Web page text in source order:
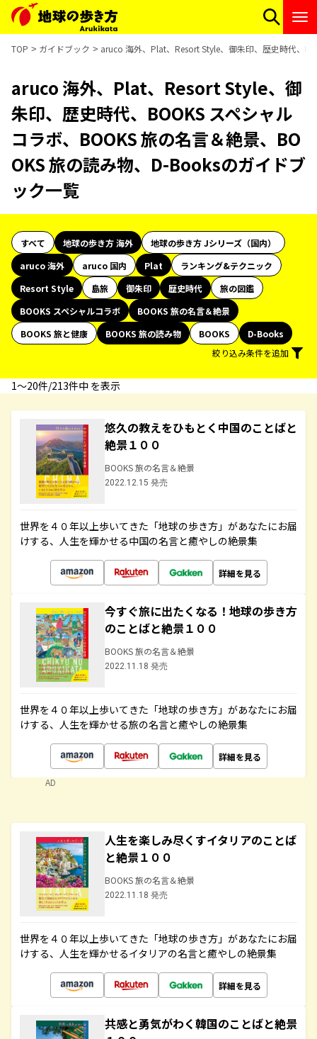
TOP ガイドブック aruco 海外、Plat、Resort Style、御朱印、歴史時代、
aruco 海外、Plat、Resort Style、御
朱印、歴史時代、BOOKS スペシャル
コラボ、BOOKS 旅の名言＆絶景、BO
OKS 旅の読み物、D-Booksのガイドブ
ック一覧
すべて 地球の歩き方 海外
地球の歩き方 Jシリーズ（国内）
aruco 海外
aruco 国内 Plat
ランキング&テクニック
Resort Style
島旅 御朱印 歴史時代
旅の図鑑
BOOKS スペシャルコラボ
BOOKS 旅の名言＆絶景
BOOKS 旅と健康
BOOKS 旅の読み物 BOOKS
D-Books
絞り込み条件を追加
1〜20件/213件中 を表示
悠久の教えをひもとく中国のことばと
絶景１００
BOOKS 旅の名言＆絶景
2022.12.15 発売
世界を４０年以上歩いてきた「地球の歩き方」があなたにお届
けする、人生を輝かせる中国の名言と癒やしの絶景集
詳細を見る
今すぐ旅に出たくなる！地球の歩き方
のことばと絶景１００
BOOKS 旅の名言＆絶景
2022.11.18 発売
世界を４０年以上歩いてきた「地球の歩き方」があなたにお届
けする、人生を輝かせる旅の名言と癒やしの絶景集
詳細を見る
AD
人生を楽しみ尽くすイタリアのことば
と絶景１００
BOOKS 旅の名言＆絶景
2022.11.18 発売
世界を４０年以上歩いてきた「地球の歩き方」があなたにお届
けする、人生を輝かせるイタリアの名言と癒やしの絶景集
詳細を見る
共感と勇気がわく韓国のことばと絶景